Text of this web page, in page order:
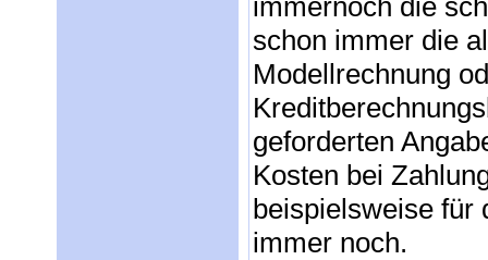
immernoch die
schon immer die
Modellrechnung
geforderten
Kosten bei
beispielsweise für
immer noch.